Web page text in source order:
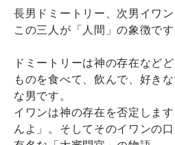
長男ドミートリー、次男イワン
この三人が「人間」の象徴です
ドミートリーは神の存在など
ものを食べて、飲んで、好き
な男です。
イワンは神の存在を否定しま
んよ」。そしてそのイワンの